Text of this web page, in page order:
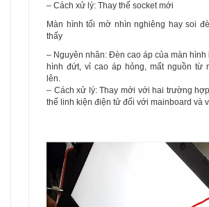
– Cách xử lý: Thay thế socket mới
Màn hình tối mờ nhìn nghiêng hay soi
thấy
– Nguyên nhân: Đèn cao áp của màn hình
hình đứt, vỉ cao áp hỏng, mất nguồn từ
lên.
– Cách xử lý: Thay mới với hai trường
thế linh kiện điện tử đối với mainboard và